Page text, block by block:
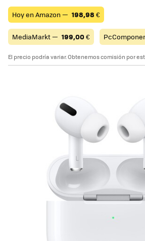
Hoy en Amazon — 198,98 €
MediaMarkt — 199,00€
El precio podría variar. Obtenemos comisión por